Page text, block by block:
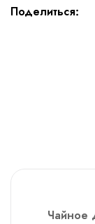
Поделиться:
Чайное